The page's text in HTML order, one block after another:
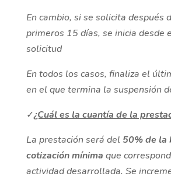
En cambio, si se solicita después
primeros 15 días, se inicia desde
solicitud
En todos los casos, finaliza el
en el que termina la suspensión
✓¿Cuál es la cuantía de la
La prestación será del 50% de la
cotización mínima que
actividad desarrollada. Se